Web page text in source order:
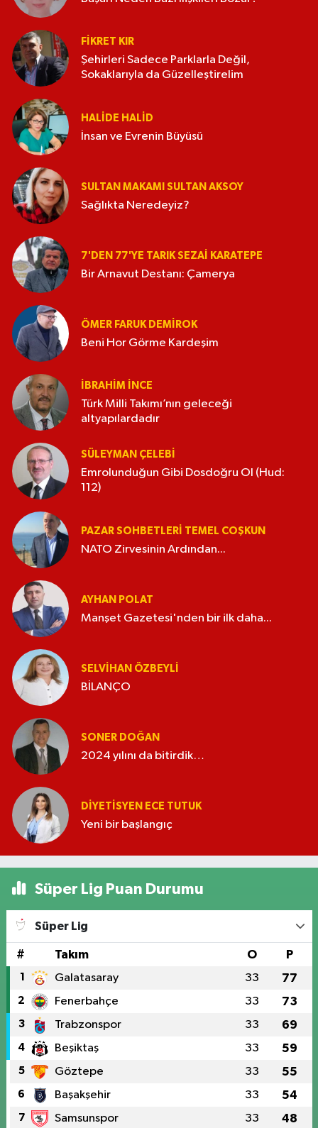
FIKRET KIR
Şehirleri Sadece Parklarla Değil,
Sokaklarıyla da Güzelleştirelim
HALIDE HALID
İnsan ve Evrenin Büyüsü
SULTAN MAKAMI SULTAN AKSOY
Sağlıkta Neredeyiz?
7'DEN 77'YE TARIK SEZAI KARATEPE
Bir Arnavut Destanı: Çamerya
ÖMER FARUK DEMIROK
Beni Hor Görme Kardeşim
İBRAHIM İNCE
Türk Milli Takımı’nın geleceği
altyapılardadır
SÜLEYMAN ÇELEBI
Emrolunduğun Gibi Dosdoğru Ol (Hud:
112)
PAZAR SOHBETLERI TEMEL COŞKUN
NATO Zirvesinin Ardından...
AYHAN POLAT
Manşet Gazetesi'nden bir ilk daha...
SELVIHAN ÖZBEYLI
BİLANÇO
SONER DOĞAN
2024 yılını da bitirdik…
DIYETISYEN ECE TUTUK
Yeni bir başlangıç
Süper Lig Puan Durumu
Süper Lig
# Takım O P
1 Galatasaray 33 77
2 Fenerbahçe 33 73
3 Trabzonspor 33 69
4 Beşiktaş 33 59
5 Göztepe 33 55
6 Başakşehir 33 54
7 Samsunspor 33 48